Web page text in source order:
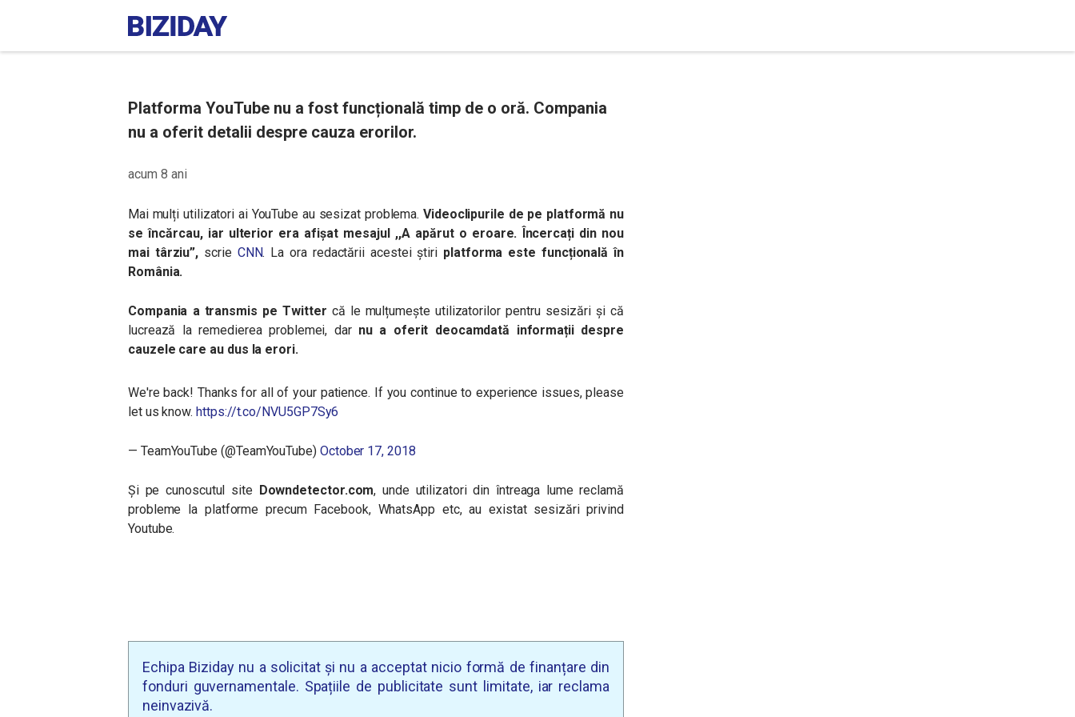
Platforma YouTube nu a fost funcțională timp de o oră. Compania
nu a oferit detalii despre cauza erorilor.
acum 8 ani
Mai mulți utilizatori ai YouTube au sesizat problema. Videoclipurile de pe platformă nu
se încărcau, iar ulterior era afișat mesajul ,,A apărut o eroare. Încercați din nou
mai târziu”, scrie CNN. La ora redactării acestei știri platforma este funcțională în
România.
Compania a transmis pe Twitter că le mulțumește utilizatorilor pentru sesizări și că
lucrează la remedierea problemei, dar nu a oferit deocamdată informații despre
cauzele care au dus la erori.
We're back! Thanks for all of your patience. If you continue to experience issues, please
let us know.https://t.co/NVU5GP7Sy6
— TeamYouTube (@TeamYouTube) October 17, 2018
Și pe cunoscutul site Downdetector.com, unde utilizatori din întreaga lume reclamă
probleme la platforme precum Facebook, WhatsApp etc, au existat sesizări privind
Youtube.
Echipa Biziday nu a solicitat și nu a acceptat nicio formă de finanțare din
fonduri guvernamentale. Spațiile de publicitate sunt limitate, iar reclama
neinvazivă.